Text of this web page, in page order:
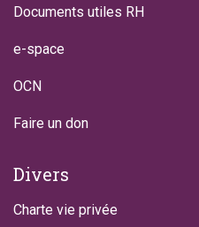
Documents utiles RH
e-space
OCN
Faire un don
Divers
Charte vie privée